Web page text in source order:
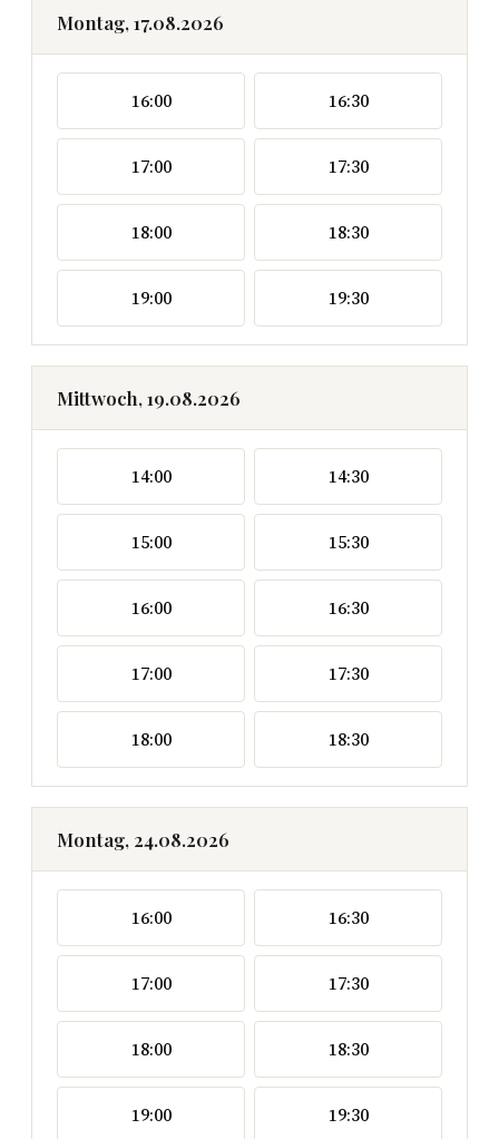
Montag, 17.08.2026
16:00 16:30
17:00 17:30
18:00 18:30
19:00 19:30
Mittwoch, 19.08.2026
14:00 14:30
15:00 15:30
16:00 16:30
17:00 17:30
18:00 18:30
Montag, 24.08.2026
16:00 16:30
17:00 17:30
18:00 18:30
19:00 19:30